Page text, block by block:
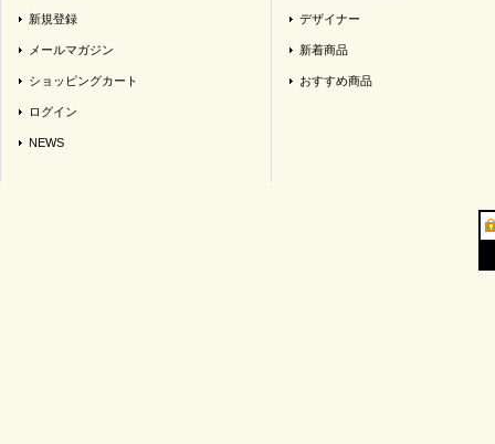
新規登録
メールマガジン
ショッピングカート
ログイン
NEWS
デザイナー
新着商品
おすすめ商品